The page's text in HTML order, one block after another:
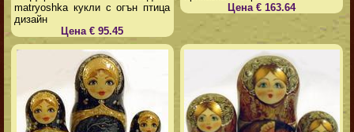
matryoshka кукли с огън птица
дизайн
Цена € 95.45
Цена € 163.64